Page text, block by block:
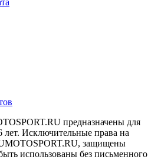
предназначены для
лет. Исключительные права на
защищены
использованы без письменного